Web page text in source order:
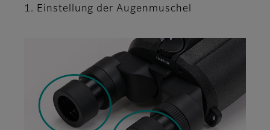
1. Einstellung der Augenmuschel